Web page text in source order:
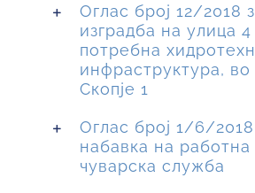
Оглас број 12/2018
изградба на улица 4
потребна
инфраструктура,
Скопје 1
Оглас број 1/6/2018
набавка на работна
чуварска служба